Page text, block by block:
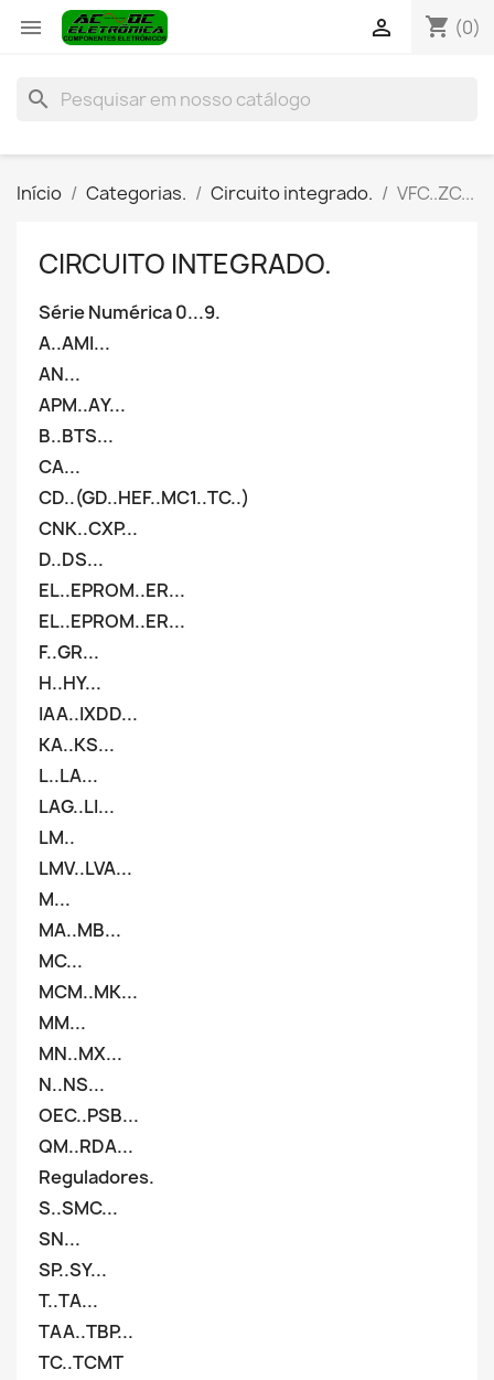
 shopping_cart (0)

search
Início Categorias. Circuito integrado. VFC..ZC...
CIRCUITO INTEGRADO.
Série Numérica 0...9.
A..AMI...
AN...
APM..AY...
B..BTS...
CA...
CD..(GD..HEF..MC1..TC..)
CNK..CXP...
D..DS...
EL..EPROM..ER...
EL..EPROM..ER...
F..GR...
H..HY...
IAA..IXDD...
KA..KS...
L..LA...
LAG..LI...
LM..
LMV..LVA...
M...
MA..MB...
MC...
MCM..MK...
MM...
MN..MX...
N..NS...
OEC..PSB...
QM..RDA...
Reguladores.
S..SMC...
SN...
SP..SY...
T..TA...
TAA..TBP...
TC..TCMT